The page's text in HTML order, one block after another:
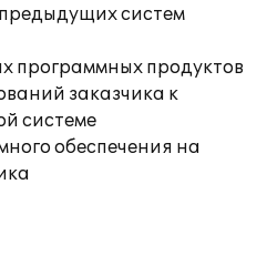
систем
программных продуктов
заказчика к
системе
обеспечения на